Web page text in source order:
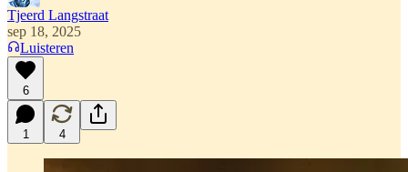
Tjeerd Langstraat
sep 18, 2025
Luisteren
6
1 4